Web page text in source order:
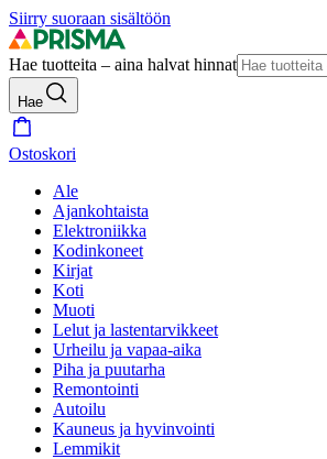
Siirry suoraan sisältöön
Hae tuotteita – aina halvat hinnat
Hae
Ostoskori
Ale
Ajankohtaista
Elektroniikka
Kodinkoneet
Kirjat
Koti
Muoti
Lelut ja lastentarvikkeet
Urheilu ja vapaa-aika
Piha ja puutarha
Remontointi
Autoilu
Kauneus ja hyvinvointi
Lemmikit